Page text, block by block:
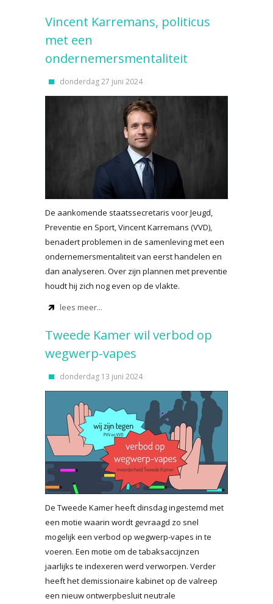
Vincent Karremans, politicus
met een
ondernemersmentaliteit
donderdag 27 juni 2024
De aankomende staatssecretaris voor Jeugd,
Preventie en Sport, Vincent Karremans (VVD),
benadert problemen in de samenleving met een
ondernemersmentaliteit van eerst handelen en
dan analyseren. Over zijn plannen met preventie
houdt hij zich nog even op de vlakte.
lees meer...
Tweede Kamer wil verbod op
wegwerp-vapes
donderdag 13 juni 2024
De Tweede Kamer heeft dinsdag ingestemd met
een motie waarin wordt gevraagd zo snel
mogelijk een verbod op wegwerp-vapes in te
voeren. Een motie om de tabaksaccijnzen
jaarlijks te indexeren werd verworpen. Verder
heeft het demissionaire kabinet op de valreep
een nieuw ontwerpbesluit neutrale